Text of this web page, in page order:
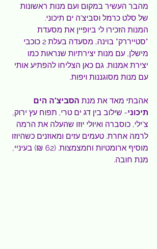
מהבר העשיר במקום ועם מנות ראשונות
של סלט כרמל וסביצ'ה ים תיכוני.
המנות הזכירו לי ביופיין את מסעדת
"סטייררק" בוינה, מסעדה בעלת 2 כוכבי
מישלן, עם מנות יצירתיות שנראות כמו
יצירת אמנות. גם כאן הצליחו להפתיע אותי
עם מנות מסוגננות ויפות.
אהבתי מאד את מנת הסביצ'ה הים
תיכוני- שילוב בין דג ים טרי, תפוח עץ ירוק,
צ'ילי, כוסברה ואיולי יוזו שהעלה את הרמה
לרמה אחרת. טעמים עזים ומאוזנים כשהיוזו
מוסיף ארומטיות וחמצמצות. (62 ₪) בעיניי,
מנת חובה.